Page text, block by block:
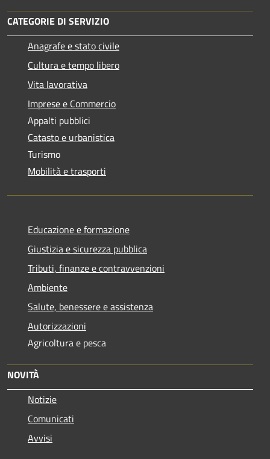
CATEGORIE DI SERVIZIO
Anagrafe e stato civile
Cultura e tempo libero
Vita lavorativa
Imprese e Commercio
Appalti pubblici
Catasto e urbanistica
Turismo
Mobilità e trasporti
Educazione e formazione
Giustizia e sicurezza pubblica
Tributi, finanze e contravvenzioni
Ambiente
Salute, benessere e assistenza
Autorizzazioni
Agricoltura e pesca
NOVITÀ
Notizie
Comunicati
Avvisi